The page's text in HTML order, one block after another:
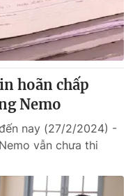
Việt
mình bằng AI
hoãn chấp
Nemo
nay (27/2/2024) -
vẫn chưa thi